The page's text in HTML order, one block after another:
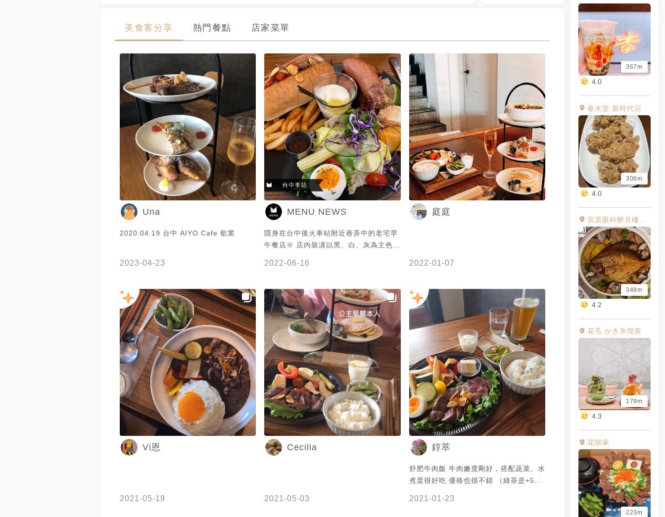
367m
4.0
春水堂 新時代店
306m
4.0
宮原眼科醉月樓沙龍
348m
4.2
花毛 かき氷喫茶
179m
4.3
花囍家
223m
美食客分享 熱門餐點 店家菜單
Una
2020.04.19 台中 AIYO Cafe 歇業
2023-04-23
MENU NEWS
隱身在台中後火車站附近巷弄中的老宅早
午餐店🌞 店內裝潢以黑、白、灰為主色✨
2022-06-16
庭庭
2022-01-07
Vi恩
2021-05-19
Cecilia
2021-05-03
錞萃
舒肥牛肉飯 牛肉嫩度剛好，搭配蔬菜、水
煮蛋很好吃 優格也很不錯 （綠茶是+50
2021-01-23